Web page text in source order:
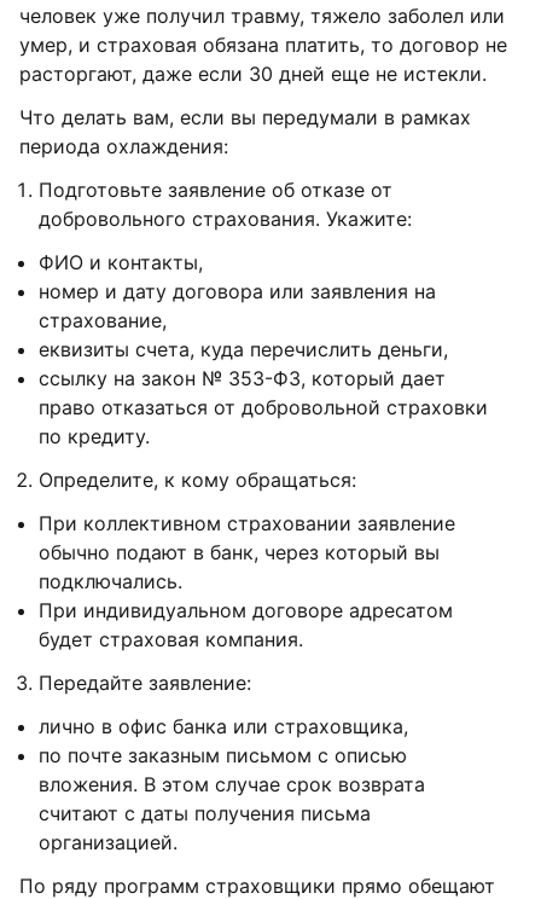
человек уже получил травму, тяжело заболел или
умер, и страховая обязана платить, то договор не
расторгают, даже если 30 дней еще не истекли.
Что делать вам, если вы передумали в рамках
периода охлаждения:
Подготовьте заявление об отказе от
добровольного страхования. Укажите:
ФИО и контакты,
номер и дату договора или заявления на
страхование,
еквизиты счета, куда перечислить деньги,
ссылку на закон № 353-ФЗ, который дает
право отказаться от добровольной страховки
по кредиту.
Определите, к кому обращаться:
При коллективном страховании заявление
обычно подают в банк, через который вы
подключались.
При индивидуальном договоре адресатом
будет страховая компания.
Передайте заявление:
лично в офис банка или страховщика,
по почте заказным письмом с описью
вложения. В этом случае срок возврата
считают с даты получения письма
организацией.
По ряду программ страховщики прямо обещают